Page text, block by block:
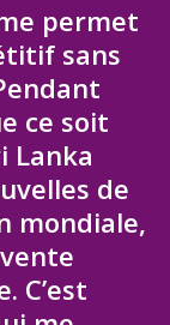
permet
sans
ce soit
Lanka
de
mondiale,
C’est